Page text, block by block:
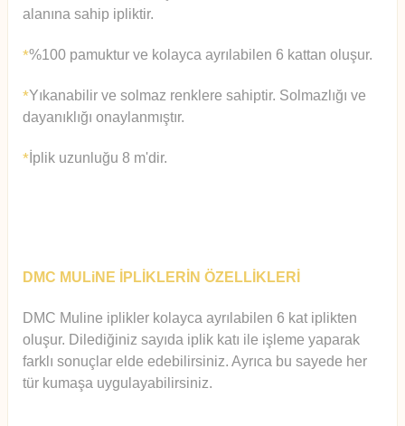
alanına sahip ipliktir.
*%100 pamuktur ve kolayca ayrılabilen 6 kattan oluşur.
*Yıkanabilir ve solmaz renklere sahiptir. Solmazlığı ve
dayanıklığı onaylanmıştır.
* İplik uzunluğu 8 m'dir.
DMC MULiNE İPLİKLERİN ÖZELLİKLERİ
DMC Muline iplikler kolayca ayrılabilen 6 kat iplikten
oluşur. Dilediğiniz sayıda iplik katı ile işleme yaparak
farklı sonuçlar elde edebilirsiniz. Ayrıca bu sayede her
tür kumaşa uygulayabilirsiniz.